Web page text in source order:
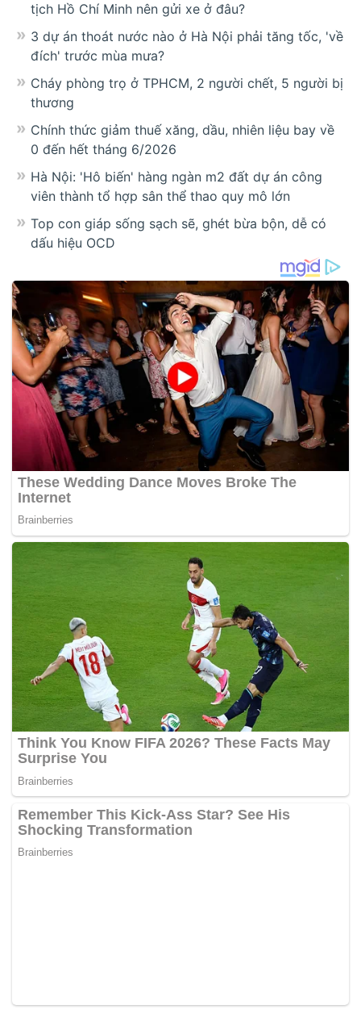
tịch Hồ Chí Minh nên gửi xe ở đâu?
3 dự án thoát nước nào ở Hà Nội phải tăng tốc, 'về
đích' trước mùa mưa?
Cháy phòng trọ ở TPHCM, 2 người chết, 5 người bị
thương
Chính thức giảm thuế xăng, dầu, nhiên liệu bay về
0 đến hết tháng 6/2026
Hà Nội: 'Hô biến' hàng ngàn m2 đất dự án công
viên thành tổ hợp sân thể thao quy mô lớn
Top con giáp sống sạch sẽ, ghét bừa bộn, dễ có
dấu hiệu OCD